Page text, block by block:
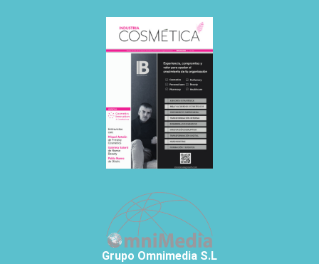
Grupo Omnimedia S.L